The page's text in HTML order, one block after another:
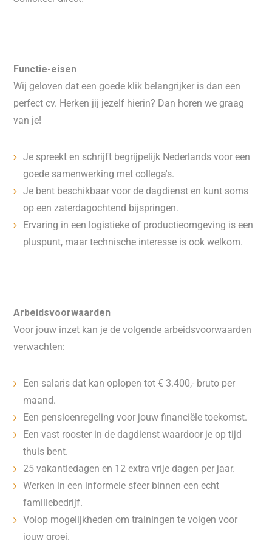
Functie-eisen
Wij geloven dat een goede klik belangrijker is dan een
perfect cv. Herken jij jezelf hierin? Dan horen we graag
van je!
Je spreekt en schrijft begrijpelijk Nederlands voor een
goede samenwerking met collega's.
Je bent beschikbaar voor de dagdienst en kunt soms
op een zaterdagochtend bijspringen.
Ervaring in een logistieke of productieomgeving is een
pluspunt, maar technische interesse is ook welkom.
Arbeidsvoorwaarden
Voor jouw inzet kan je de volgende arbeidsvoorwaarden
verwachten:
Een salaris dat kan oplopen tot € 3.400,- bruto per
maand.
Een pensioenregeling voor jouw financiële toekomst.
Een vast rooster in de dagdienst waardoor je op tijd
thuis bent.
25 vakantiedagen en 12 extra vrije dagen per jaar.
Werken in een informele sfeer binnen een echt
familiebedrijf.
Volop mogelijkheden om trainingen te volgen voor
jouw groei.